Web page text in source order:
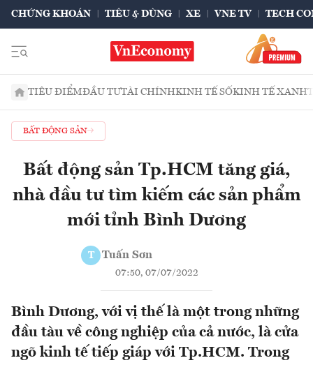
CHỨNG KHOÁN TIÊU & DÙNG XE VNE TV TECH
TIÊU ĐIỂMĐẦU TƯTÀI CHÍNHKINH TẾ SỐKINH TẾ XANH
BẤT ĐỘNG SẢN
Bất động sản Tp.HCM tăng giá,
nhà đầu tư tìm kiếm các sản phẩm
mới tỉnh Bình Dương
T Tuấn Sơn
07:50, 07/07/2022
Bình Dương, với vị thế là một trong những
đầu tàu về công nghiệp của cả nước, là cửa
ngõ kinh tế tiếp giáp với Tp.HCM. Trong